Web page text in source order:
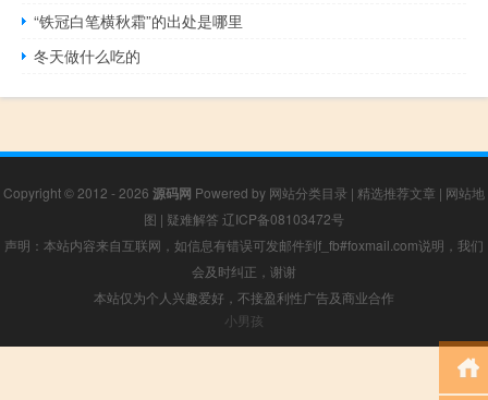
“铁冠白笔横秋霜”的出处是哪里
冬天做什么吃的
Copyright © 2012 - 2026 源码网 Powered by 网站分类目录 | 精选推荐文章 | 网站地
图 | 疑难解答 辽ICP备08103472号
声明：本站内容来自互联网，如信息有错误可发邮件到f_fb#foxmail.com说明，我们
会及时纠正，谢谢
本站仅为个人兴趣爱好，不接盈利性广告及商业合作
小男孩